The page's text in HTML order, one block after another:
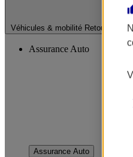
Véhicules & mobilité Retour à la
Assurance Auto
Assurance Auto